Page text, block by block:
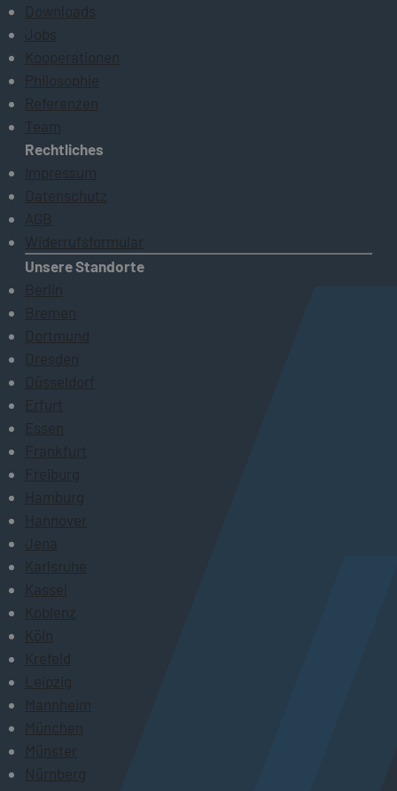
Downloads
Jobs
Kooperationen
Philosophie
Referenzen
Team
Rechtliches
Impressum
Datenschutz
AGB
Widerrufsformular
Unsere Standorte
Berlin
Bremen
Dortmund
Dresden
Düsseldorf
Erfurt
Essen
Frankfurt
Freiburg
Hamburg
Hannover
Jena
Karlsruhe
Kassel
Koblenz
Köln
Krefeld
Leipzig
Mannheim
München
Münster
Nürnberg